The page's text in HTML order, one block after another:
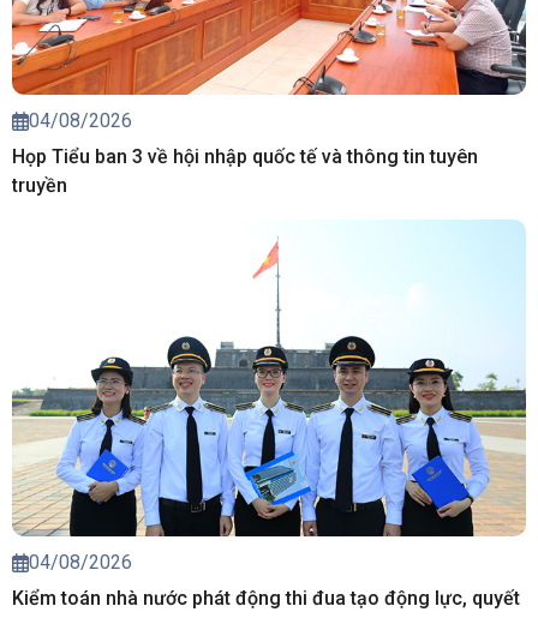
04/08/2026
Họp Tiểu ban 3 về hội nhập quốc tế và thông tin tuyên
truyền
04/08/2026
Kiểm toán nhà nước phát động thi đua tạo động lực, quyết